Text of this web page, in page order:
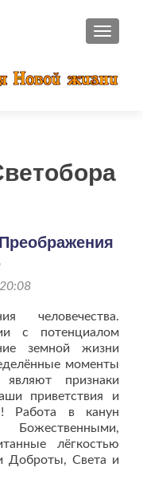
человечества.
с потенциалом
земной жизни
моменты
признаки
приветствия и
Работа в канун
лёгкостью
Доброты, Света и